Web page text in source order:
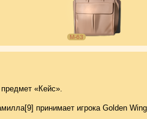
М-63
«Кейс».
принимает игрока Golden